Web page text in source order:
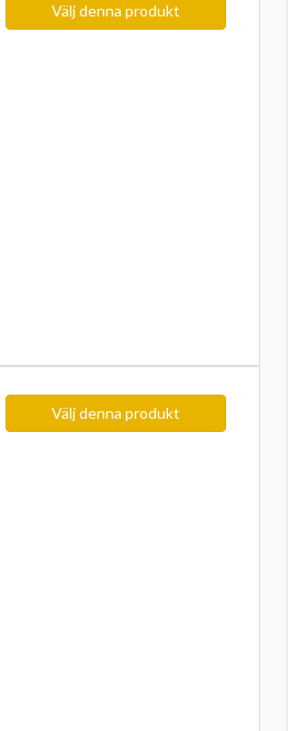
Välj denna produkt
Välj denna produkt